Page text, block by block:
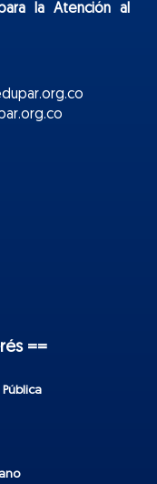
la Atención al
==